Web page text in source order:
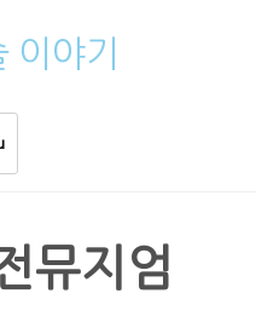
이야기
뮤지엄